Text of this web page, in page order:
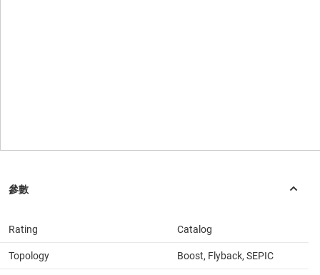
Rating Catalog
Topology Boost, Flyback, SEPIC